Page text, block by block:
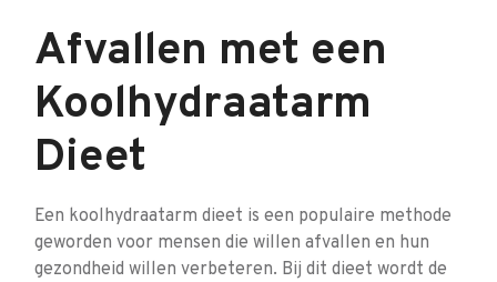
Afvallen met een
Koolhydraatarm
Dieet
Een koolhydraatarm dieet is een populaire methode
geworden voor mensen die willen afvallen en hun
gezondheid willen verbeteren. Bij dit dieet wordt de